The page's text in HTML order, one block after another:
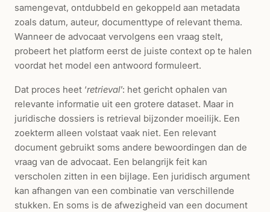
samengevat, ontdubbeld en gekoppeld aan metadata
zoals datum, auteur, documenttype of relevant thema.
Wanneer de advocaat vervolgens een vraag stelt,
probeert het platform eerst de juiste context op te halen
voordat het model een antwoord formuleert.
Dat proces heet ‘retrieval’: het gericht ophalen van
relevante informatie uit een grotere dataset. Maar in
juridische dossiers is retrieval bijzonder moeilijk. Een
zoekterm alleen volstaat vaak niet. Een relevant
document gebruikt soms andere bewoordingen dan de
vraag van de advocaat. Een belangrijk feit kan
verscholen zitten in een bijlage. Een juridisch argument
kan afhangen van een combinatie van verschillende
stukken. En soms is de afwezigheid van een document